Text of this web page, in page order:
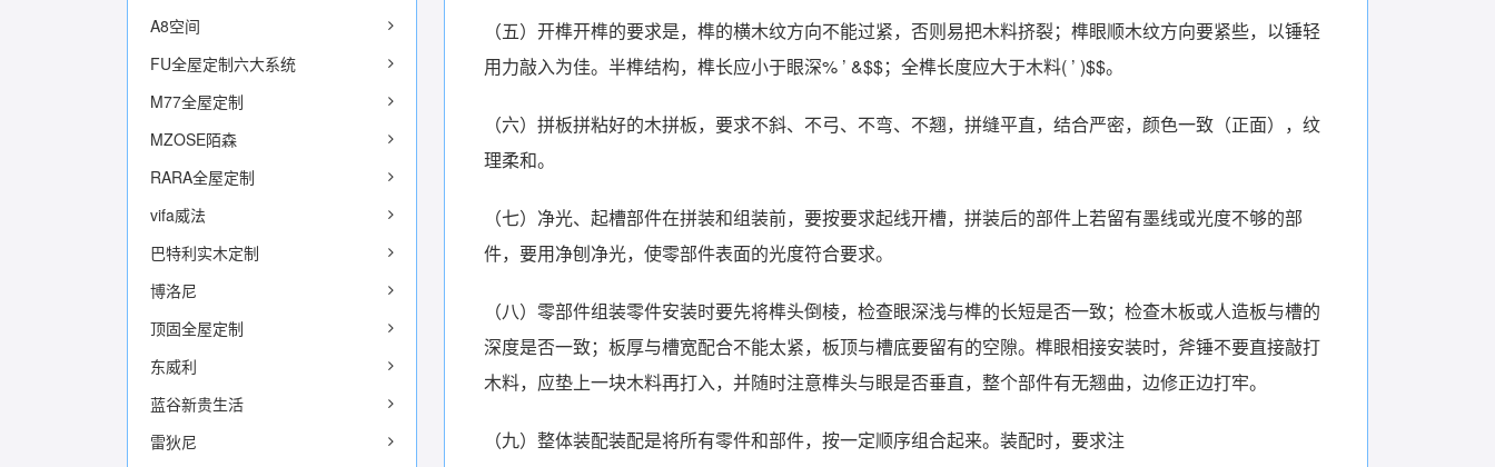
A8空间
FU全屋定制六大系统
M77全屋定制
MZOSE陌森
RARA全屋定制
vifa威法
巴特利实木定制
博洛尼
顶固全屋定制
东威利
蓝谷新贵生活
雷狄尼
（五）开榫开榫的要求是，榫的横木纹方向不能过紧，否则易把木料挤裂；榫眼顺木纹方向要紧些，以锤轻
用力敲入为佳。半榫结构，榫长应小于眼深% ’ &$$；全榫长度应大于木料( ’ )$$。
（六）拼板拼粘好的木拼板，要求不斜、不弓、不弯、不翘，拼缝平直，结合严密，颜色一致（正面），纹
理柔和。
（七）净光、起槽部件在拼装和组装前，要按要求起线开槽，拼装后的部件上若留有墨线或光度不够的部
件，要用净刨净光，使零部件表面的光度符合要求。
（八）零部件组装零件安装时要先将榫头倒棱，检查眼深浅与榫的长短是否一致；检查木板或人造板与槽的
深度是否一致；板厚与槽宽配合不能太紧，板顶与槽底要留有的空隙。榫眼相接安装时，斧锤不要直接敲打
木料，应垫上一块木料再打入，并随时注意榫头与眼是否垂直，整个部件有无翘曲，边修正边打牢。
（九）整体装配装配是将所有零件和部件，按一定顺序组合起来。装配时，要求注